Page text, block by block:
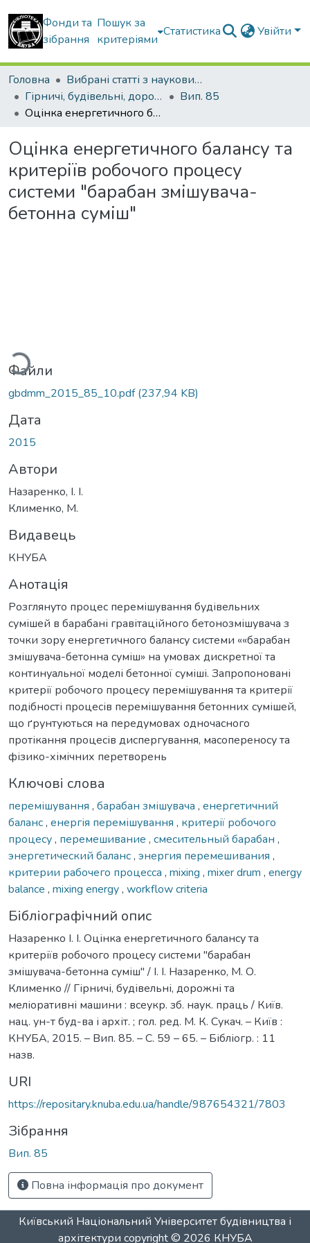
Фонди та
зібрання
Пошук за
критеріями
Статистика Увійти
Головна
Вибрані статті з наукових збірників КНУБА
Гірничі, будівельні, дорожні та меліоративні машини
Вип. 85
Оцінка енергетичного балансу та критеріїв робочого процесу системи "барабан змішувача-бетонна суміш"
Оцінка енергетичного балансу та
критеріїв робочого процесу
системи "барабан змішувача-
бетонна суміш"
Файли
gbdmm_2015_85_10.pdf(237,94 KB)
Дата
2015
Автори
Назаренко, І. І.
Клименко, М.
Видавець
КНУБА
Анотація
Розглянуто процес перемішування будівельних
сумішей в барабані гравітаційного бетонозмішувача з
точки зору енергетичного балансу системи ««барабан
змішувача-бетонна суміш» на умовах дискретної та
континуальної моделі бетонної суміші. Запропоновані
критерії робочого процесу перемішування та критерії
подібності процесів перемішування бетонних сумішей,
що ґрунтуються на передумовах одночасного
протікання процесів диспергування, масопереносу та
фізико-хімічних перетворень
Ключові слова
перемішування , барабан змішувача , енергетичний
баланс, енергія перемішування , критерії робочого
процесу, перемешивание , смесительный барабан ,
энергетический баланс, энергия перемешивания ,
критерии рабочего процесса , mixing , mixer drum , energy
balance , mixing energy, workflow criteria
Бібліографічний опис
Назаренко І. І. Оцінка енергетичного балансу та
критеріїв робочого процесу системи "барабан
змішувача-бетонна суміш" / І. І. Назаренко, М. О.
Клименко // Гірничі, будівельні, дорожні та
меліоративні машини : всеукр. зб. наук. праць / Київ.
нац. ун-т буд-ва і архіт. ; гол. ред. М. К. Сукач. – Київ :
КНУБА, 2015. – Вип. 85. – С. 59 – 65. – Бібліогр. : 11
назв.
URI
https://repositary.knuba.edu.ua/handle/987654321/7803
Зібрання
Вип. 85
Повна інформація про документ
Київський Національний Університет будівництва і
архітектури copyright © 2026 КНУБА